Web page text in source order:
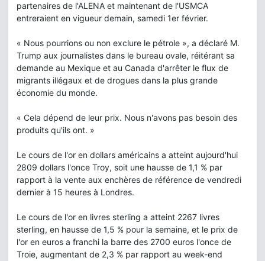
partenaires de l'ALENA et maintenant de l'USMCA
entreraient en vigueur demain, samedi 1er février.
« Nous pourrions ou non exclure le pétrole », a déclaré M.
Trump aux journalistes dans le bureau ovale, réitérant sa
demande au Mexique et au Canada d'arrêter le flux de
migrants illégaux et de drogues dans la plus grande
économie du monde.
« Cela dépend de leur prix. Nous n'avons pas besoin des
produits qu'ils ont. »
Le cours de l'or en dollars américains a atteint aujourd'hui
2809 dollars l'once Troy, soit une hausse de 1,1 % par
rapport à la vente aux enchères de référence de vendredi
dernier à 15 heures à Londres.
Le cours de l'or en livres sterling a atteint 2267 livres
sterling, en hausse de 1,5 % pour la semaine, et le prix de
l'or en euros a franchi la barre des 2700 euros l'once de
Troie, augmentant de 2,3 % par rapport au week-end